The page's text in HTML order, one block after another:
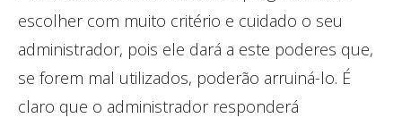
escolher com muito critério e cuidado o seu
administrador, pois ele dará a este poderes que,
se forem mal utilizados, poderão arruiná-lo. É
claro que o administrador responderá